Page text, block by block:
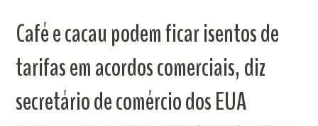
Café e cacau podem ficar isentos de
tarifas em acordos comerciais, diz
secretário de comércio dos EUA